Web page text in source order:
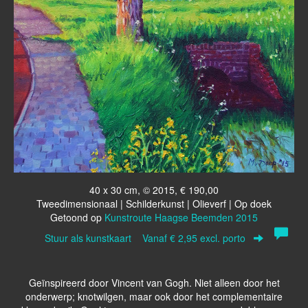
40 x 30 cm, © 2015, € 190,00
Tweedimensionaal | Schilderkunst | Olieverf | Op doek
Getoond op Kunstroute Haagse Beemden 2015
Stuur als kunstkaart Vanaf € 2,95 excl. porto
Geïnspireerd door Vincent van Gogh. Niet alleen door het
onderwerp; knotwilgen, maar ook door het complementaire